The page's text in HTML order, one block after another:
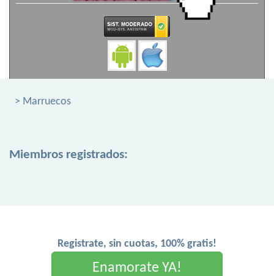
> Marruecos
Miembros registrados:
Registrate, sin cuotas, 100% gratis!
Enamorate YA!